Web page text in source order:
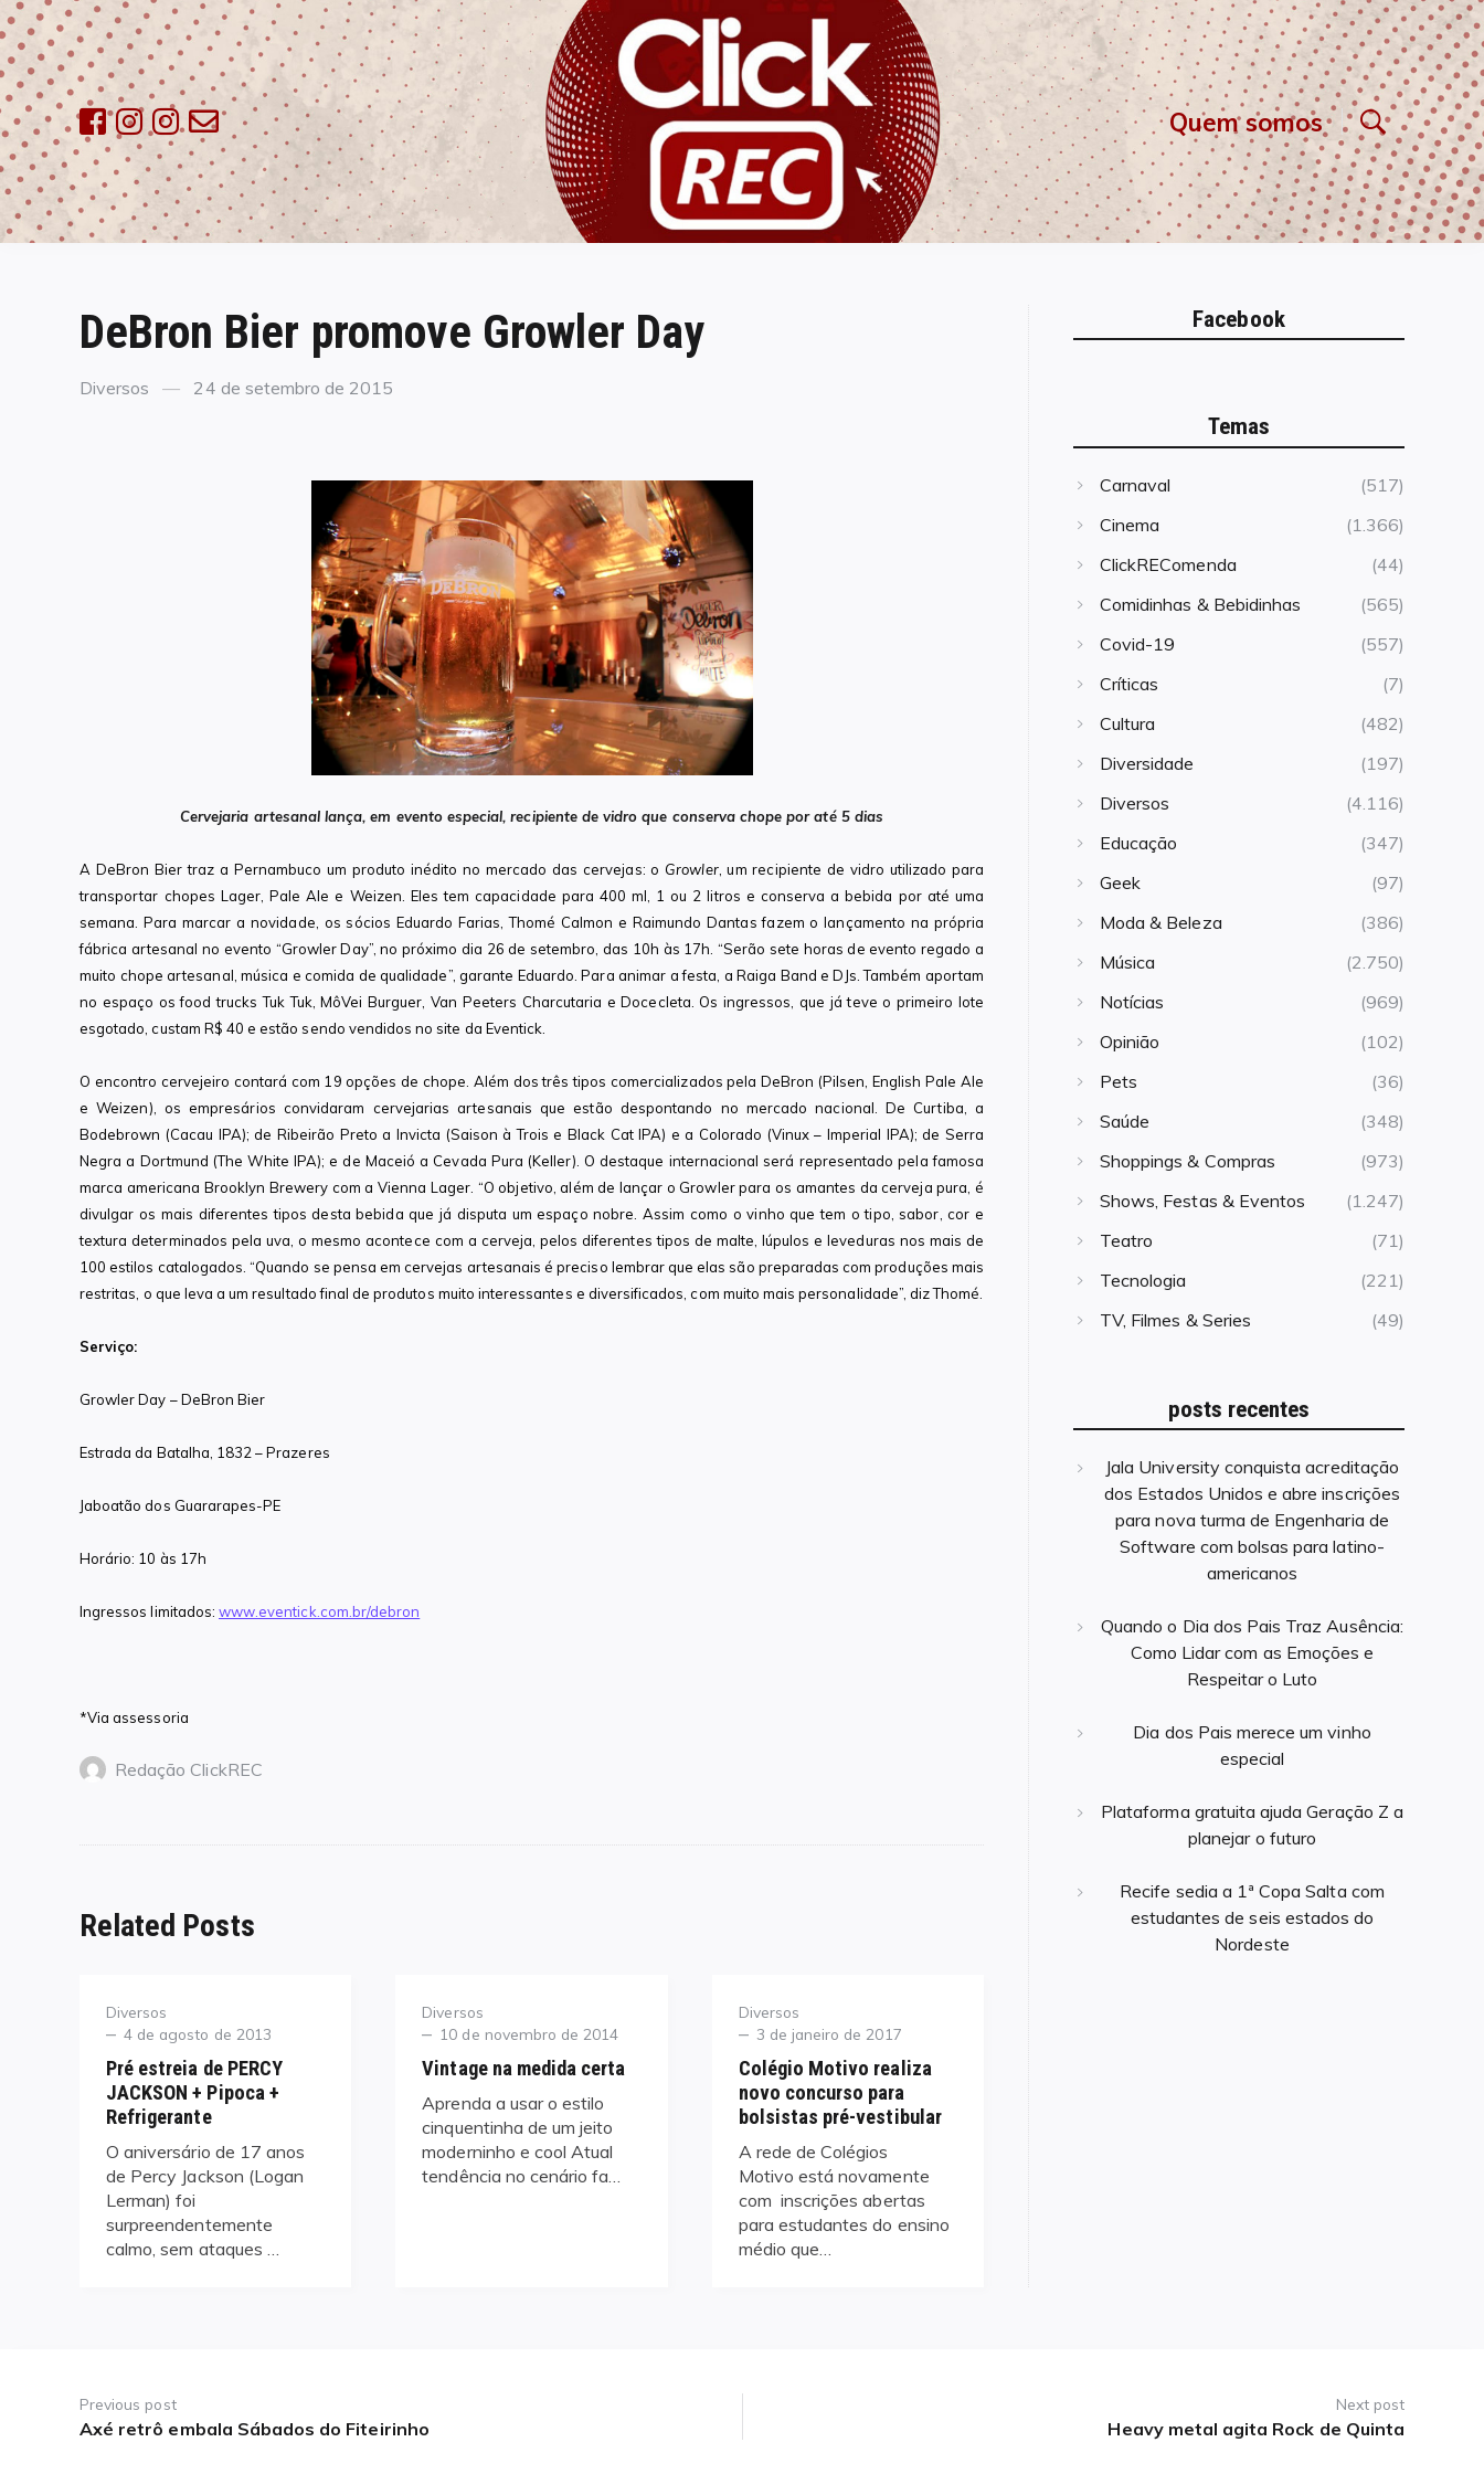
Skip
to
content
ClickREC Quem somos
DeBron Bier promove Growler Day
Categories
Diversos
Posted
24 de setembro de 2015
Cervejaria artesanal lança, em evento especial, recipiente de vidro que conserva chope por até 5 dias
A DeBron Bier traz a Pernambuco um produto inédito no mercado das cervejas: o Growler, um recipiente de vidro utilizado para
transportar chopes Lager, Pale Ale e Weizen. Eles tem capacidade para 400 ml, 1 ou 2 litros e conserva a bebida por até uma
semana. Para marcar a novidade, os sócios Eduardo Farias, Thomé Calmon e Raimundo Dantas fazem o lançamento na própria
fábrica artesanal no evento “Growler Day”, no próximo dia 26 de setembro, das 10h às 17h. “Serão sete horas de evento regado a
muito chope artesanal, música e comida de qualidade”, garante Eduardo. Para animar a festa, a Raiga Band e DJs. Também aportam
no espaço os food trucks Tuk Tuk, MôVei Burguer, Van Peeters Charcutaria e Docecleta. Os ingressos, que já teve o primeiro lote
esgotado, custam R$ 40 e estão sendo vendidos no site da Eventick.
O encontro cervejeiro contará com 19 opções de chope. Além dos três tipos comercializados pela DeBron (Pilsen, English Pale Ale
e Weizen), os empresários convidaram cervejarias artesanais que estão despontando no mercado nacional. De Curtiba, a
Bodebrown (Cacau IPA); de Ribeirão Preto a Invicta (Saison à Trois e Black Cat IPA) e a Colorado (Vinux – Imperial IPA); de Serra
Negra a Dortmund (The White IPA); e de Maceió a Cevada Pura (Keller). O destaque internacional será representado pela famosa
marca americana Brooklyn Brewery com a Vienna Lager. “O objetivo, além de lançar o Growler para os amantes da cerveja pura, é
divulgar os mais diferentes tipos desta bebida que já disputa um espaço nobre. Assim como o vinho que tem o tipo, sabor, cor e
textura determinados pela uva, o mesmo acontece com a cerveja, pelos diferentes tipos de malte, lúpulos e leveduras nos mais de
100 estilos catalogados. “Quando se pensa em cervejas artesanais é preciso lembrar que elas são preparadas com produções mais
restritas, o que leva a um resultado final de produtos muito interessantes e diversificados, com muito mais personalidade”, diz Thomé.
Serviço:
Growler Day – DeBron Bier
Estrada da Batalha, 1832 – Prazeres
Jaboatão dos Guararapes-PE
Horário: 10 às 17h
Ingressos limitados:www.eventick.com.br/debron
*Via assessoria
Redação ClickREC
Related Posts
Category
Diversos
Posted
4 de agosto de 2013
Pré estreia de PERCY
JACKSON + Pipoca +
Refrigerante
O aniversário de 17 anos
de Percy Jackson (Logan
Lerman) foi
surpreendentemente
calmo, sem ataques …
Category
Diversos
Posted
10 de novembro de 2014
Vintage na medida certa
Aprenda a usar o estilo
cinquentinha de um jeito
moderninho e cool Atual
tendência no cenário fa…
Category
Diversos
Posted
3 de janeiro de 2017
Colégio Motivo realiza
novo concurso para
bolsistas pré-vestibular
A rede de Colégios
Motivo está novamente
com inscrições abertas
para estudantes do ensino
médio que…
Facebook
Temas
Carnaval
(517)
Cinema
(1.366)
ClickREComenda
(44)
Comidinhas & Bebidinhas
(565)
Covid-19
(557)
Críticas
(7)
Cultura
(482)
Diversidade
(197)
Diversos
(4.116)
Educação
(347)
Geek
(97)
Moda & Beleza
(386)
Música
(2.750)
Notícias
(969)
Opinião
(102)
Pets
(36)
Saúde
(348)
Shoppings & Compras
(973)
Shows, Festas & Eventos
(1.247)
Teatro
(71)
Tecnologia
(221)
TV, Filmes & Series
(49)
posts recentes
Jala University conquista acreditação
dos Estados Unidos e abre inscrições
para nova turma de Engenharia de
Software com bolsas para latino-
americanos
Quando o Dia dos Pais Traz Ausência:
Como Lidar com as Emoções e
Respeitar o Luto
Dia dos Pais merece um vinho
especial
Plataforma gratuita ajuda Geração Z a
planejar o futuro
Recife sedia a 1ª Copa Salta com
estudantes de seis estados do
Nordeste
de
Post
Previous post
Previous
Axé retrô embala Sábados do Fiteirinho
Next post
​ Heavy metal agita Rock de Quinta